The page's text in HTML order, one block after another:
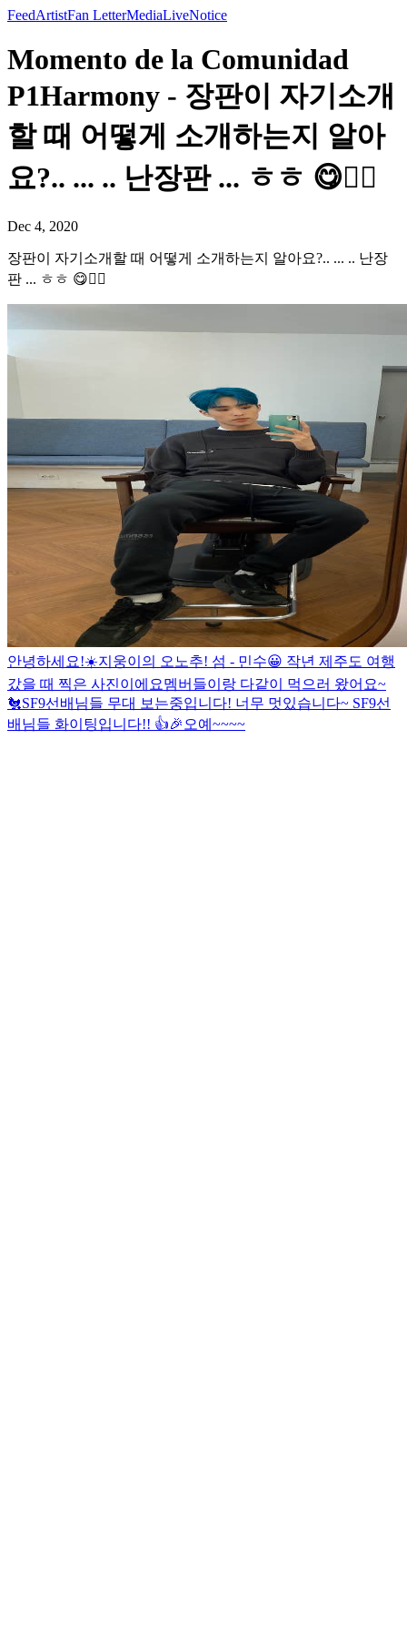
FeedArtistFan LetterMediaLiveNotice
Momento de la Comunidad
P1Harmony - 장판이 자기소개
할 때 어떻게 소개하는지 알아
요?.. ... .. 난장판 ... ㅎㅎ 😋✌🏻
Dec 4, 2020
장판이 자기소개할 때 어떻게 소개하는지 알아요?.. ... .. 난장
판 ... ㅎㅎ 😋✌🏻
안녕하세요!☀️지웅이의 오노추! 섬 - 민수😀 작년 제주도 여행
갔을 때 찍은 사진이에요멤버들이랑 다같이 먹으러 왔어요~
🐔SF9선배님들 무대 보는중입니다! 너무 멋있습니다~ SF9선
배님들 화이팅입니다!! 👍🎉 오예~~~~